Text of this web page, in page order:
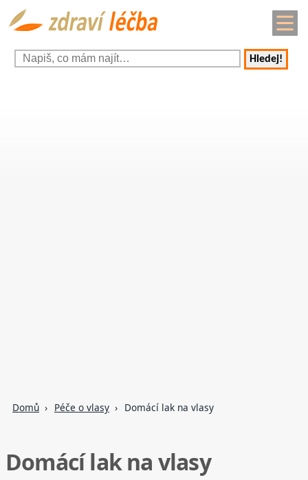
Hledej!
Domů Péče o vlasy Domácí lak na vlasy
Domácí lak na vlasy